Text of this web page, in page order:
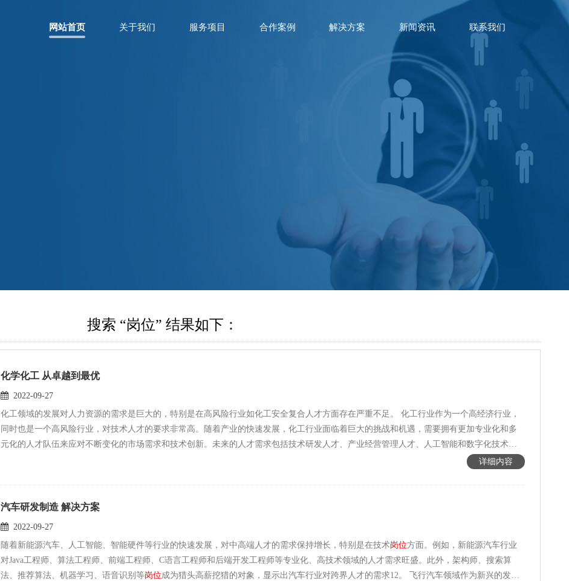
网站首页 关于我们 服务项目 合作案例 解决方案 新闻资讯 联系我们
搜索 “岗位” 结果如下：
化学化工 从卓越到最优
2022-09-27
化工领域的发展对人力资源的需求是巨大的，‌特别是在高风险行业如化工安全复合人才方面存在严重不足。‌ 化工行业作为一个高经济行业，‌
同时也是一个高风险行业，‌对技术人才的要求非常高。‌随着产业的快速发展，‌化工行业面临着巨大的挑战和机遇，‌需要拥有更加专业化和多
元化的人才队伍来应对不断变化的市场需求和技术创新。‌未来的人才需求包括技术研发人才、‌产业经营管理人才、‌人工智能和数字化技术人
才，‌以及环保和安全管理人才。‌同时，‌未来的发展趋势包括产业转型升级、‌绿色化发展、‌人工智能和数字化技术的应用，‌以及国际化发展1。‌
才、‌技术研发人才、‌经营管理人才等。‌为了满足这些需求，‌需要通过产教融合、‌学科融合等方式，‌加速培养一批行业急需的专家型人才，‌以
缓解化工安全复合型人才短缺与化工行业快速发展的矛盾
详细内容
汽车研发制造 解决方案
2022-09-27
随着新能源汽车、‌人工智能、‌智能硬件等行业的快速发展，‌对中高端人才的需求保持增长，‌特别是在技术岗位方面。‌例如，‌新能源汽车行业
对Java工程师、‌算法工程师、‌前端工程师、‌C语言工程师和后端开发工程师等专业化、‌高技术领域的人才需求旺盛。‌此外，‌架构师、‌搜索算
法、‌推荐算法、‌机器学习、‌语音识别等岗位成为猎头高薪挖猎的对象，‌显示出汽车行业对跨界人才的需求12。‌ 飞行汽车领域作为新兴的发展